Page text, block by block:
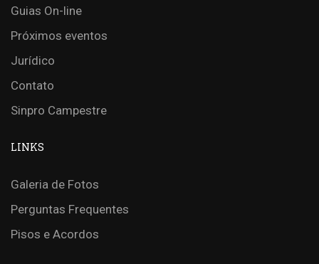
Guias On-line
Próximos eventos
Jurídico
Contato
Sinpro Campestre
LINKS
Galeria de Fotos
Perguntas Frequentes
Pisos e Acordos